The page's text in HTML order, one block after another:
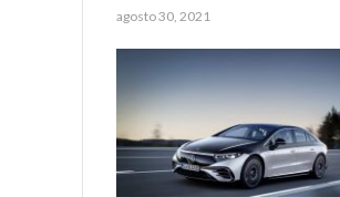
agosto 30, 2021